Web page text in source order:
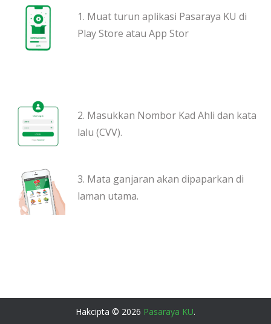
1. Muat turun aplikasi Pasaraya KU di
Play Store atau App Stor
2. Masukkan Nombor Kad Ahli dan kata
lalu (CVV).
3. Mata ganjaran akan dipaparkan di
laman utama.
Hakcipta © 2026 Pasaraya KU.